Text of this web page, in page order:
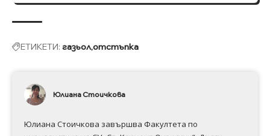
ЕТИКЕТИ: газьолотстъпка
Юлиана Стоичкова
Юлиана Стоичкова завършва Факултета по